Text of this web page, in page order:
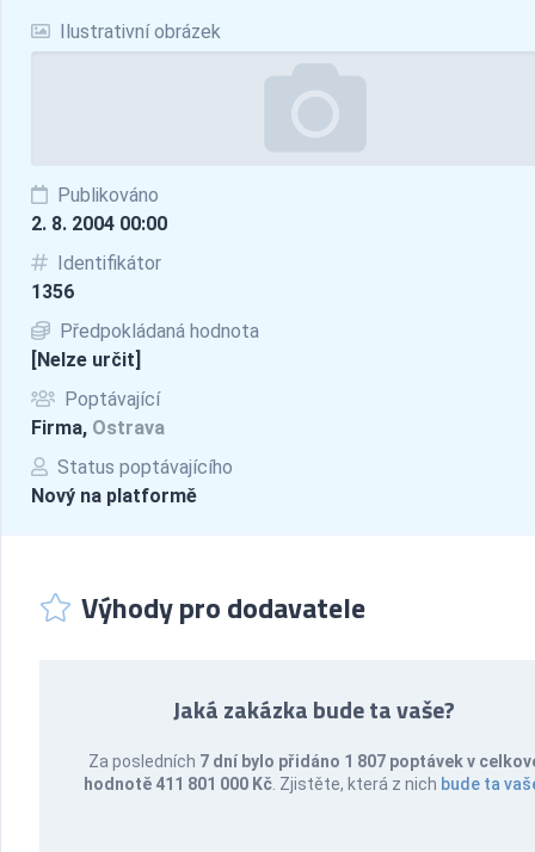
Ilustrativní obrázek
Publikováno
2. 8. 2004 00:00
Identifikátor
1356
Předpokládaná hodnota
[Nelze určit]
Poptávající
Firma, Ostrava
Status poptávajícího
Nový na platformě
Výhody pro dodavatele
Jaká zakázka bude ta vaše?
Za posledních 7 dní bylo přidáno 1 807 poptávek v
hodnotě 411 801 000 Kč . Zjistěte, která z nich bude ta